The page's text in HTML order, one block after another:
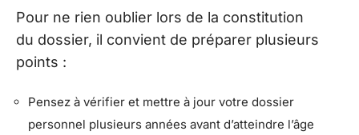
Pour ne rien oublier lors de la constitution
du dossier, il convient de préparer plusieurs
points :
Pensez à vérifier et mettre à jour votre dossier
personnel plusieurs années avant d’atteindre l’âge